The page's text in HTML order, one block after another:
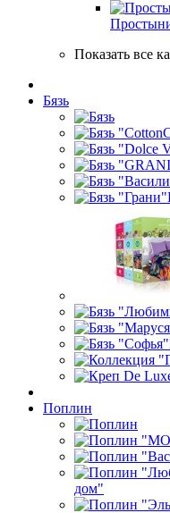
Показать все
Бязь
Поплин
дом"